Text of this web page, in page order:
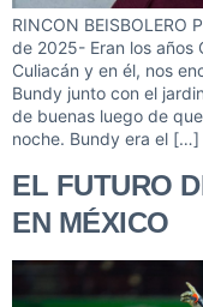
RINCON BEISBOLERO
de 2025- Eran los años
Culiacán y en él, nos
Bundy junto con el
de buenas luego de
noche. Bundy era el […]
EL FUTURO
EN MÉXICO